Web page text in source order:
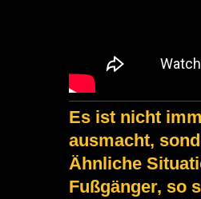
Es ist nicht
ausmacht,
Ähnliche
Fußgänger, so